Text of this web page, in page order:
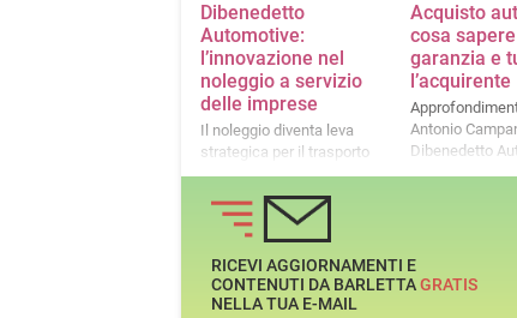
Dibenedetto
Automotive:
l’innovazione nel
noleggio a servizio
delle imprese
Il noleggio diventa leva
strategica per il trasporto
professionale
Acquisto
cosa
garanzia e
l’acquirente
Antonio
Dibenedetto
RICEVI AGGIORNAMENTI E
CONTENUTI DA BARLETTAGRATIS
NELLA TUA E-MAIL